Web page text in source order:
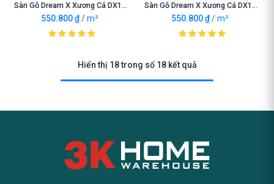
Sàn Gỗ Dream X Xương Cá DX1286
550.800₫ /m²
Sàn Gỗ Dream X Xương Cá DX1288
550.800₫ /m²
Hiển thị 18 trong số 18 kết quả